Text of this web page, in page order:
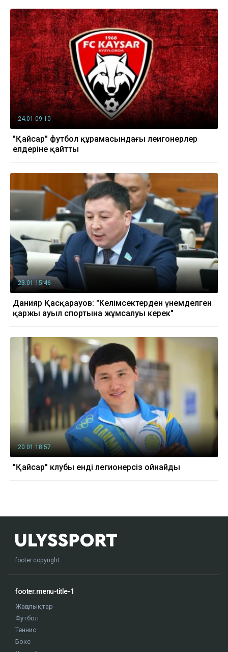
24.01 09:10
"Қайсар" футбол құрамасындағы леигонерлер
елдеріне қайтты
23.01 15:46
Данияр Қасқарауов: "Келімсектерден үнемделген
қаржы ауыл спортына жұмсалуы керек"
20.01 18:57
"Қайсар" клубы енді легионерсіз ойнайды
footer.copyright
footer.menu-title-1
Жаңалықтар
Футбол
Теннис
Бокс